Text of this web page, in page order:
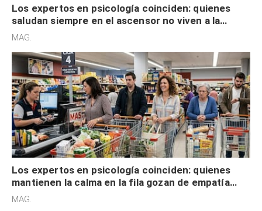
Los expertos en psicología coinciden: quienes
saludan siempre en el ascensor no viven a la
defensiva y tienen apertura social
MAG.
Los expertos en psicología coinciden: quienes
mantienen la calma en la fila gozan de empatía
cognitiva, gratitud y no solo tienen autocontrol
MAG.